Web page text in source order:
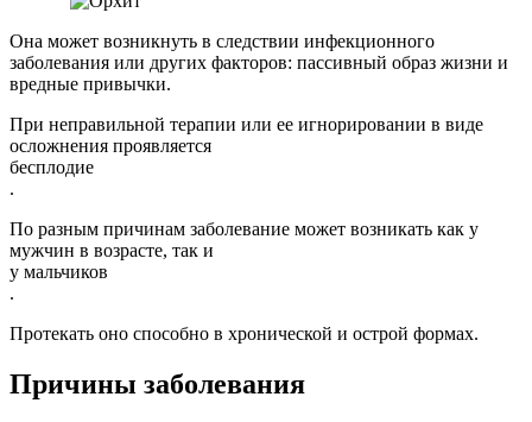
Она может возникнуть в следствии инфекционного
заболевания или других факторов: пассивный образ жизни и
вредные привычки.
При неправильной терапии или ее игнорировании в виде
осложнения проявляется
бесплодие
.
По разным причинам заболевание может возникать как у
мужчин в возрасте, так и
у мальчиков
.
Протекать оно способно в хронической и острой формах.
Причины заболевания